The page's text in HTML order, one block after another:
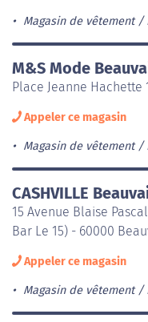
Magasin de vêtement
M&S Mode
Place Jeanne Hachette
Appeler ce magasin
Magasin de vêtement
CASHVILLE
15 Avenue Blaise
Bar Le 15) - 60000
Appeler ce magasin
Magasin de vêtement